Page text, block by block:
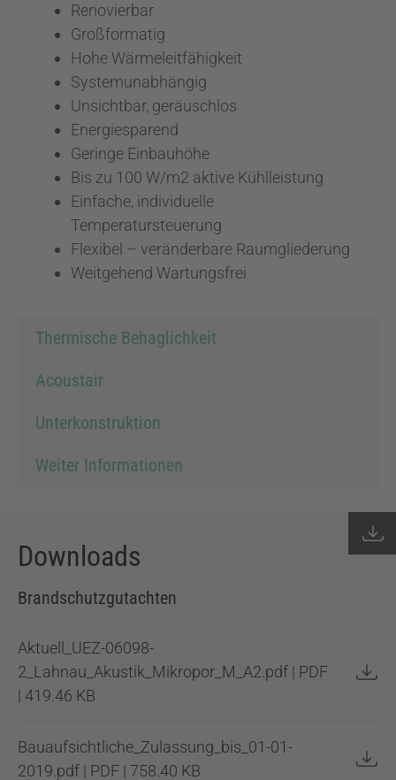
Renovierbar
Großformatig
Hohe Wärmeleitfähigkeit
Systemunabhängig
Unsichtbar, geräuschlos
Energiesparend
Geringe Einbauhöhe
Bis zu 100 W/m2 aktive Kühlleistung
Einfache, individuelle
Temperatursteuerung
Flexibel – veränderbare Raumgliederung
Weitgehend Wartungsfrei
Thermische Behaglichkeit
Acoustair
Unterkonstruktion
Weiter Informationen
Downloads
Brandschutzgutachten
Aktuell_UEZ-06098-
2_Lahnau_Akustik_Mikropor_M_A2.pdf | PDF
| 419.46 KB
Bauaufsichtliche_Zulassung_bis_01-01-
2019.pdf | PDF | 758.40 KB